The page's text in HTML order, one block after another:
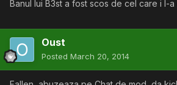
Banul lui B3st a fost scos de cel care i l-a
Oust
Posted March 20, 2014